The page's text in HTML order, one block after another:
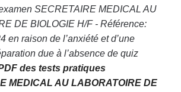
SECRETAIRE MEDICAL AU
DE BIOLOGIE H/F - Référence:
en raison de l’anxiété et d’une
due à l’absence de quiz
des tests pratiques
MEDICAL AU LABORATOIRE DE